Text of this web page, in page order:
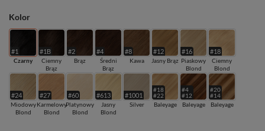
Kolor
#1
Czarny
#1B
Ciemny
Brąz
#2
Brąz
#4
Średni
Brąz
#8
Kawa
#12
Jasny Brąz
#16
Piaskowy
Blond
#18
Ciemny
Blond
#24
Miodowy
Blond
#27
Karmelowy
Blond
#60
Platynowy
Blond
#613
Jasny
Blond
#1001
Silver
#18
#22
Baleyage
#4
#12
Baleyage
#20
#14
Baleyage